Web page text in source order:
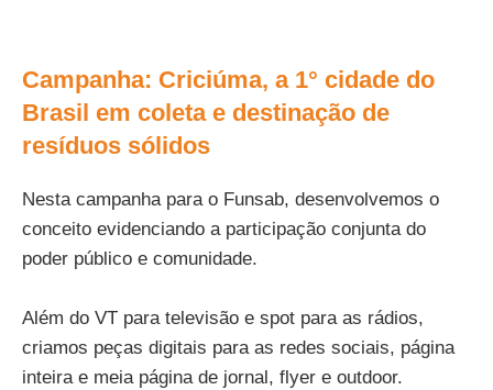
Campanha: Criciúma, a 1° cidade do
Brasil em coleta e destinação de
resíduos sólidos
Nesta campanha para o Funsab, desenvolvemos o
conceito evidenciando a participação conjunta do
poder público e comunidade.
Além do VT para televisão e spot para as rádios,
criamos peças digitais para as redes sociais, página
inteira e meia página de jornal, flyer e outdoor.